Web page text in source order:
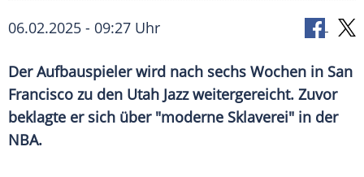
06.02.2025 - 09:27 Uhr
Der Aufbauspieler wird nach sechs Wochen in San
Francisco zu den Utah Jazz weitergereicht. Zuvor
beklagte er sich über "moderne Sklaverei" in der
NBA.